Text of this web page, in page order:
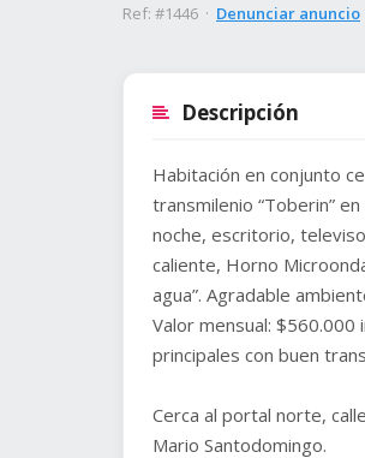
Ref: #1446 · Denunciar anuncio
Descripción
Habitación en conjunto
transmilenio “Toberin”
noche, escritorio,
caliente, Horno
agua”. Agradable
Valor mensual: $560.000
principales con buen
Cerca al portal norte,
Mario Santodomingo.